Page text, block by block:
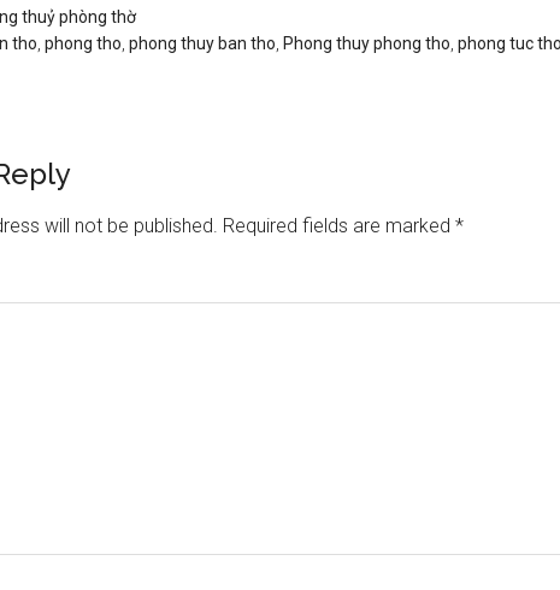
thuỷ phòng thờ
tho phong tho phong thuy ban tho Phong thuy phong tho phong tuc
will not be published. Required fields are marked *